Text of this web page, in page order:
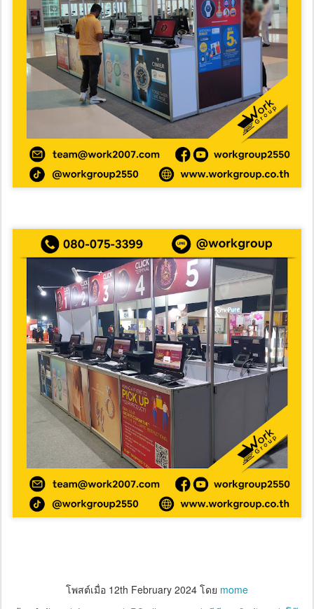
โพสต์เมื่อ 12th February 2024 โดย mome